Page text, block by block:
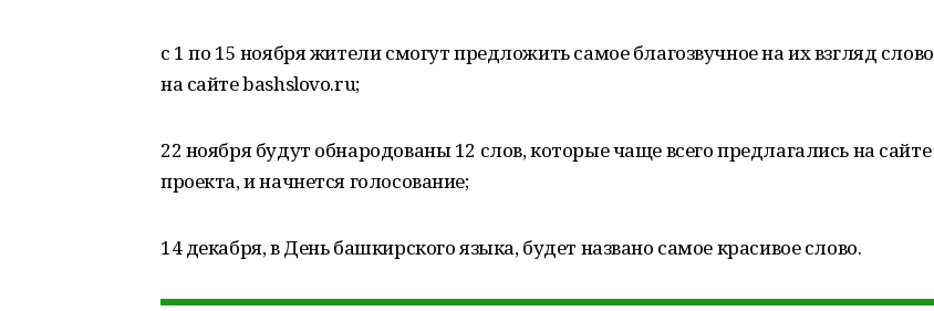
с 1 по 15 ноября жители смогут предложить самое благозвучное на их взгляд слово
на сайте bashslovo.ru;
22 ноября будут обнародованы 12 слов, которые чаще всего предлагались на сайте
проекта, и начнется голосование;
14 декабря, в День башкирского языка, будет названо самое красивое слово.